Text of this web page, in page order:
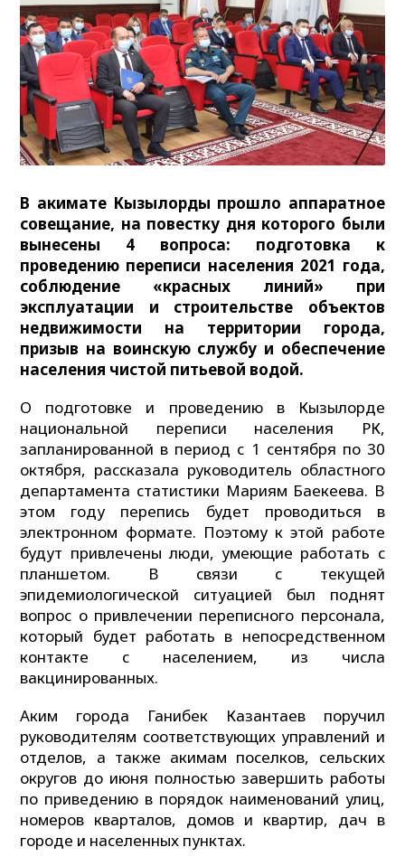
В акимате Кызылорды прошло аппаратное
совещание, на повестку дня которого были
вынесены 4 вопроса: подготовка к
проведению переписи населения 2021 года,
соблюдение «красных линий» при
эксплуатации и строительстве объектов
недвижимости на территории города,
призыв на воинскую службу и обеспечение
населения чистой питьевой водой.
О подготовке и проведению в Кызылорде
национальной переписи населения РК,
запланированной в период с 1 сентября по 30
октября, рассказала руководитель областного
департамента статистики Мариям Баекеева. В
этом году перепись будет проводиться в
электронном формате. Поэтому к этой работе
будут привлечены люди, умеющие работать с
планшетом. В связи с текущей
эпидемиологической ситуацией был поднят
вопрос о привлечении переписного персонала,
который будет работать в непосредственном
контакте с населением, из числа
вакцинированных.
Аким города Ганибек Казантаев поручил
руководителям соответствующих управлений и
отделов, а также акимам поселков, сельских
округов до июня полностью завершить работы
по приведению в порядок наименований улиц,
номеров кварталов, домов и квартир, дач в
городе и населенных пунктах.